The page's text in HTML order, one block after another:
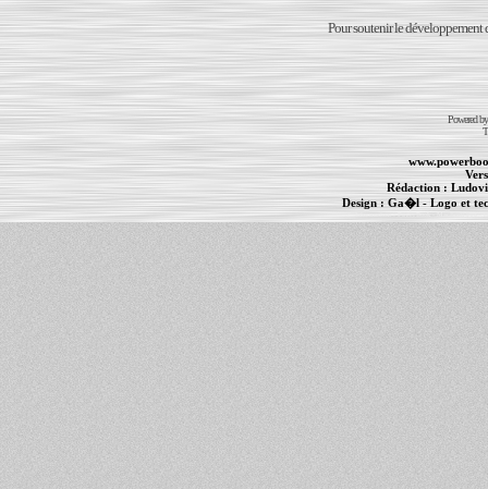
Pour soutenir le développement
Powered
Rédaction :
Design : Ga�l- Logo et
Informations : PowerBook-